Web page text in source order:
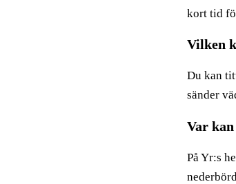
kort tid
Vilken
Du kan
sänder
Var
På Yr:s